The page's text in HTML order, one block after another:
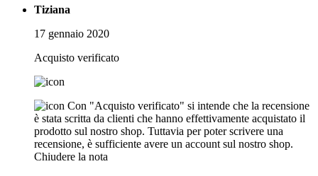
Tiziana
17 gennaio 2020
Acquisto verificato
Con "Acquisto verificato" si intende che la recensione
è stata scritta da clienti che hanno effettivamente acquistato il
prodotto sul nostro shop. Tuttavia per poter scrivere una
recensione, è sufficiente avere un account sul nostro shop.
Chiudere la nota